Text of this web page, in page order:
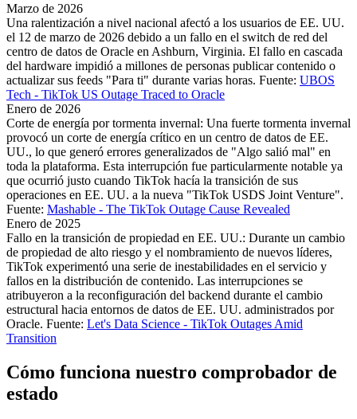
Marzo de 2026
Una ralentización a nivel nacional afectó a los usuarios de EE. UU.
el 12 de marzo de 2026 debido a un fallo en el switch de red del
centro de datos de Oracle en Ashburn, Virginia. El fallo en cascada
del hardware impidió a millones de personas publicar contenido o
actualizar sus feeds "Para ti" durante varias horas. Fuente: UBOS
Tech - TikTok US Outage Traced to Oracle
Enero de 2026
Corte de energía por tormenta invernal: Una fuerte tormenta invernal
provocó un corte de energía crítico en un centro de datos de EE.
UU., lo que generó errores generalizados de "Algo salió mal" en
toda la plataforma. Esta interrupción fue particularmente notable ya
que ocurrió justo cuando TikTok hacía la transición de sus
operaciones en EE. UU. a la nueva "TikTok USDS Joint Venture".
Fuente: Mashable - The TikTok Outage Cause Revealed
Enero de 2025
Fallo en la transición de propiedad en EE. UU.: Durante un cambio
de propiedad de alto riesgo y el nombramiento de nuevos líderes,
TikTok experimentó una serie de inestabilidades en el servicio y
fallos en la distribución de contenido. Las interrupciones se
atribuyeron a la reconfiguración del backend durante el cambio
estructural hacia entornos de datos de EE. UU. administrados por
Oracle. Fuente: Let's Data Science - TikTok Outages Amid
Transition
Cómo funciona nuestro comprobador de
estado